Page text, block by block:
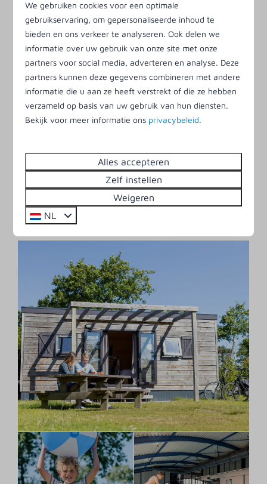
kan op Klein Vaarwater! Kies bijvoorbeeld een
kampeerplek voor tent, caravan of camper of
geniet van meer luxe met onze ingerichte tenten
of villatenten. De camping is prachtig gelegen aan
de oostkant van het park, en ligt midden tussen
de duinen. Er zijn ookplekken waar honden zijn
Boek nu jouw kampeerplaats voor een
weekend weg
We gebruiken cookies voor een optimale
gebruikservaring, om gepersonaliseerde inhoud te
bieden en ons verkeer te analyseren. Ook delen we
informatie over uw gebruik van onze site met onze
partners voor social media, adverteren en analyse. Deze
partners kunnen deze gegevens combineren met andere
informatie die u aan ze heeft verstrekt of die ze hebben
verzameld op basis van uw gebruik van hun diensten.
Bekijk voor meer informatie ons privacybeleid.
Alles accepteren
Zelf instellen
Weigeren
NL